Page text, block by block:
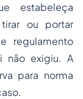
estabeleça
ou portar
regulamento
não exigiu. A
para norma